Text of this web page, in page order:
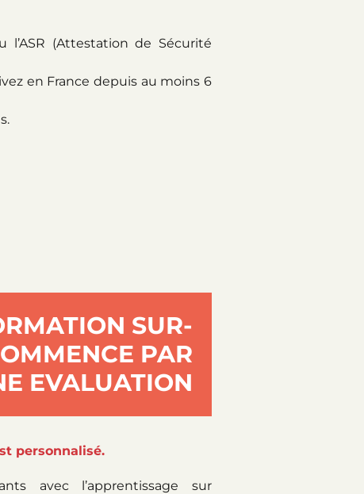
l’ASR (Attestation de Sécurité
en France depuis au moins 6
SUR-
PAR
EVALUATION
personnalisé.
avec l’apprentissage sur